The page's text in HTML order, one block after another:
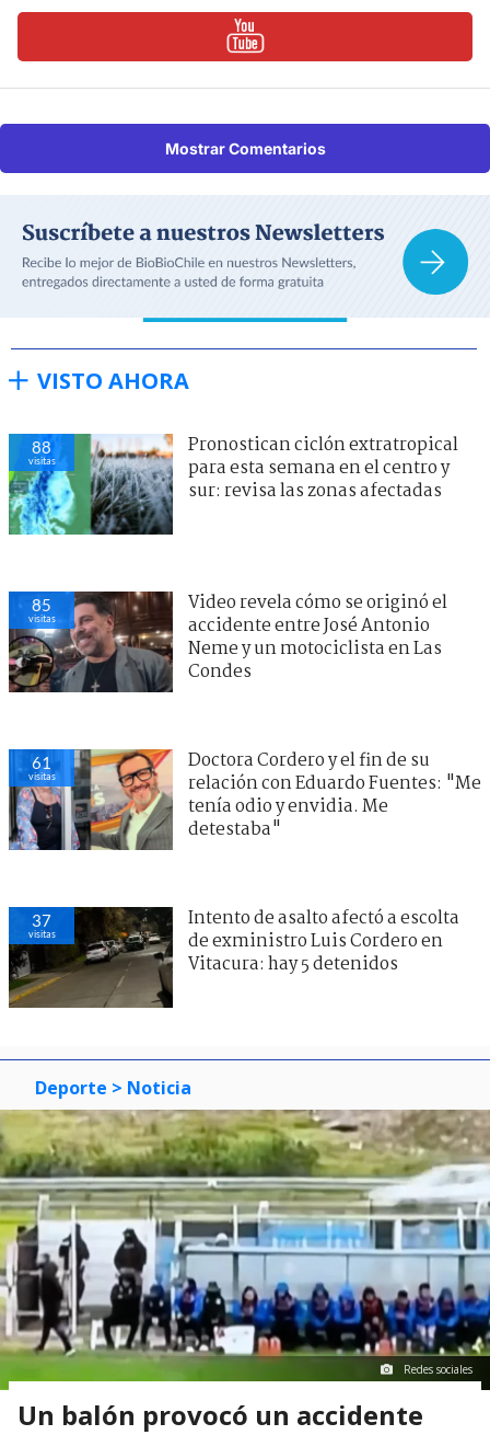
Mostrar Comentarios
VISTO AHORA
88
visitas
Pronostican ciclón extratropical
para esta semana en el centro y
sur: revisa las zonas afectadas
85
visitas
Video revela cómo se originó el
accidente entre José Antonio
Neme y un motociclista en Las
Condes
61
visitas
Doctora Cordero y el fin de su
relación con Eduardo Fuentes: "Me
tenía odio y envidia. Me
detestaba"
37
visitas
Intento de asalto afectó a escolta
de exministro Luis Cordero en
Vitacura: hay 5 detenidos
Deporte > Noticia
Redes sociales
Un balón provocó un accidente